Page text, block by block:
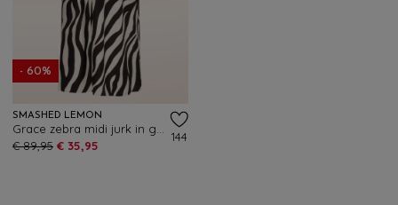
- 60%
SMASHED LEMON
€ 89,95 € 35,95
144